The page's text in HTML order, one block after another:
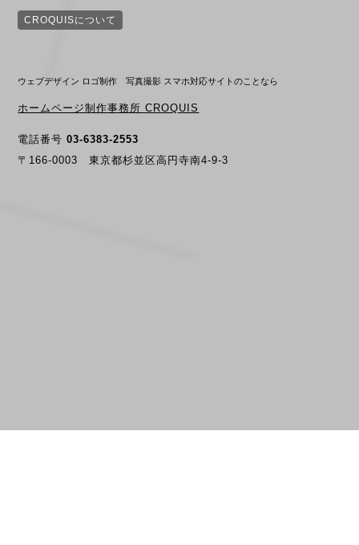
CROQUISについて
ウェブデザイン ロゴ制作 写真撮影 スマホ対応サイトのことなら
ホームページ制作事務所 CROQUIS
電話番号03-6383-2553
〒166-0003 東京都杉並区高円寺南4-9-3